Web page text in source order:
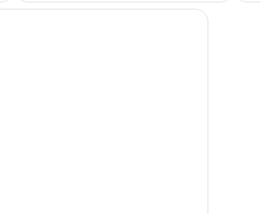
in legno e due comodini con lampade.